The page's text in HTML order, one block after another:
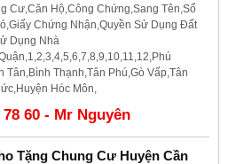
Cư,Căn Hộ,Công Chứng,Sang Tên,Sổ
Chứng Nhận,Quyền Sử Dụng Đất
Dụng Nhà
Tân,Bình Thạnh,Tân Phú,Gò Vấp,Tân
Hóc Môn,
78 60 - Mr Nguyên
Tặng Chung Cư Huyện Cần